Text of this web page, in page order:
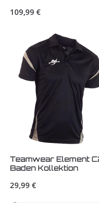
Regulärer Preis:
109,99 €
Teamwear Element
Baden Kollektion
Regulärer Preis:
29,99 €